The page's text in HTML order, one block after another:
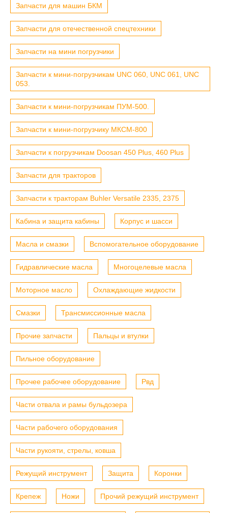
Запчасти для машин БКМ
Запчасти для отечественной спецтехники
Запчасти на мини погрузчики
Запчасти к мини-погрузчикам UNC 060, UNC 061, UNC
053.
Запчасти к мини-погрузчикам ПУМ-500.
Запчасти к мини-погрузчику МКСМ-800
Запчасти к погрузчикам Doosan 450 Plus, 460 Plus
Запчасти для тракторов
Запчасти к тракторам Buhler Versatile 2335, 2375
Кабина и защита кабины Корпус и шасси
Масла и смазки Вспомогательное оборудование
Гидравлические масла Многоцелевые масла
Моторное масло Охлаждающие жидкости
Смазки Трансмиссионные масла
Прочие запчасти Пальцы и втулки
Пильное оборудование
Прочее рабочее оборудование Рвд
Части отвала и рамы бульдозера
Части рабочего оборудования
Части рукояти, стрелы, ковша
Режущий инструмент Защита Коронки
Крепеж Ножи Прочий режущий инструмент